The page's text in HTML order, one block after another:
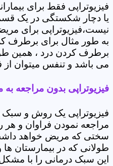
فیزیوتراپی فقط برای
یا دچار شکستگی در یک
نیست،فیزیوتراپی برای
به طور مثال برای برطرف
برطرف کردن درد ، همین
می باشد و تنفس میتوان از
فیزیوتراپی بدون مراجعه به
فیزیوتراپی یک روش و سبک
مراجعه نمودن فراوان و هر
سختی که مریض خواهد
طولانی که در بیمارستان ها
این سبک درمانی را با